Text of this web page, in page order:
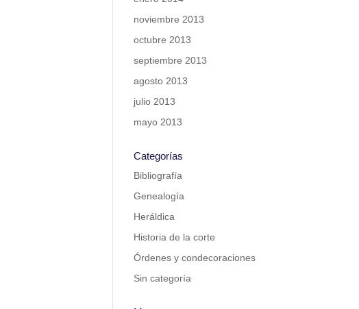
noviembre 2013
octubre 2013
septiembre 2013
agosto 2013
julio 2013
mayo 2013
Categorías
Bibliografía
Genealogía
Heráldica
Historia de la corte
Órdenes y condecoraciones
Sin categoría